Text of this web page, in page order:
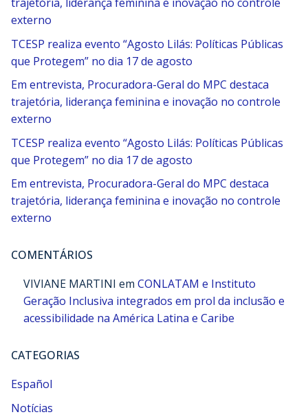
externo
TCESP realiza evento “Agosto Lilás: Políticas Públicas
que Protegem” no dia 17 de agosto
Em entrevista, Procuradora-Geral do MPC destaca
trajetória, liderança feminina e inovação no controle
externo
TCESP realiza evento “Agosto Lilás: Políticas Públicas
que Protegem” no dia 17 de agosto
Em entrevista, Procuradora-Geral do MPC destaca
trajetória, liderança feminina e inovação no controle
externo
COMENTÁRIOS
VIVIANE MARTINI em CONLATAM e Instituto
Geração Inclusiva integrados em prol da inclusão e
acessibilidade na América Latina e Caribe
CATEGORIAS
Español
Notícias